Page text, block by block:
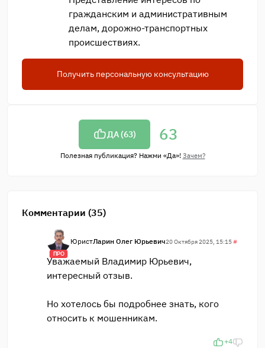
гражданским и административным
делам, дорожно-транспортных
происшествиях.
Получить персональную консультацию
ДА (63) 63
Полезная публикация? Нажми «Да»! Зачем?
Комментарии (35)
ПРО
ЮристЛарин Олег Юрьевич20 Октября 2025, 15:15#
Уважаемый Владимир Юрьевич,
интересный отзыв.
Но хотелось бы подробнее знать, кого
относить к мошенникам.
+4